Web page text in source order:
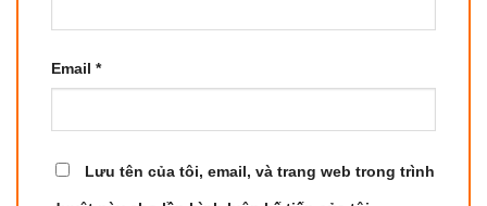
Email *
Lưu tên của tôi, email, và trang web trong trình